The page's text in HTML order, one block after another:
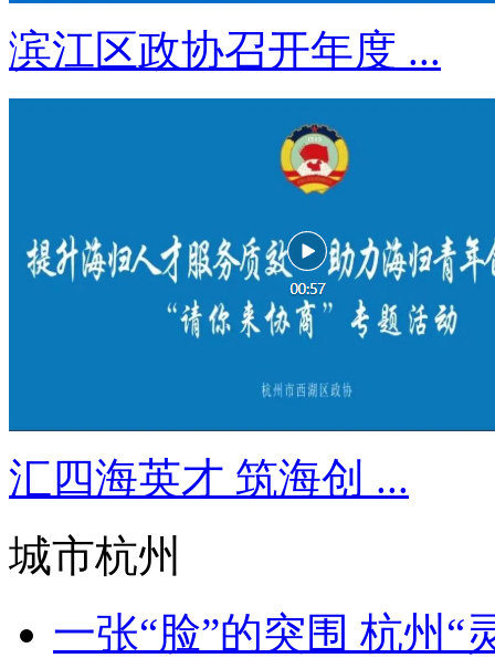
滨江区政协召开年度 ...
汇四海英才 筑海创 ...
城市杭州
一张“脸”的突围 杭州“